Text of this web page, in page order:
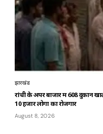
झारखंड
रांची के अपर बाजार में 608 दुकानें
10 हजार लोगों का रोजगार
August 8, 2026